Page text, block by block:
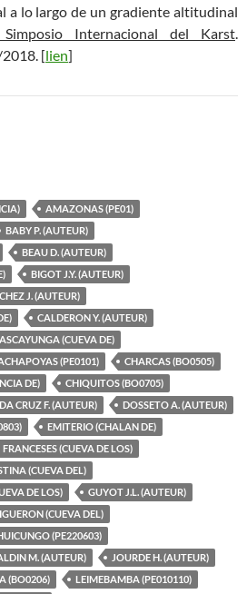
a lo largo de un gradiente altitudinal
Simposio Internacional del Karst.
[lien]
AMAZONAS (PE01)
BABY P. (AUTEUR)
BEAU D. (AUTEUR)
BIGOT J.Y. (AUTEUR)
J. (AUTEUR)
CALDERON Y. (AUTEUR)
(CUEVA DE)
(PE0101)
CHARCAS (BO0505)
DE)
CHIQUITOS (BO0705)
DA CRUZ F. (AUTEUR)
DOSSETO A. (AUTEUR)
EMITERIO (CHALAN DE)
FRANCESES (CUEVA DE LOS)
(CUEVA DEL)
DE LOS)
GUYOT J.L. (AUTEUR)
(CUEVA DEL)
(PE220603)
M. (AUTEUR)
JOURDE H. (AUTEUR)
(BO0206)
LEIMEBAMBA (PE010110)